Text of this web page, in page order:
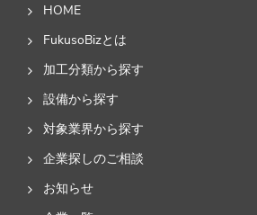
株式会社 プリント電子研究所 広
日本オートマチックマシン 株式会
有限会社 トム電子
HOME
FukusoBizとは
加工分類から探す
設備から探す
対象業界から探す
企業探しのご相談
お知らせ